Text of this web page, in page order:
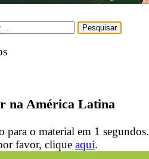
na América Latina
para o material em 1 segundos.
favor, clique aqui.